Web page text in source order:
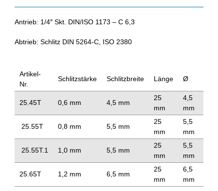
Antrieb: 1/4″ Skt. DIN/ISO 1173 – C 6,3
Abtrieb: Schlitz DIN 5264-C, ISO 2380
Artikel-
Nr.
Schlitzstärke Schlitzbreite Länge Ø
25.45T 0,6 mm 4,5 mm
25
mm
4,5
mm
25.55T 0,8 mm 5,5 mm
25
mm
5,5
mm
25.55T.1 1,0 mm 5,5 mm
25
mm
5,5
mm
25.65T 1,2 mm 6,5 mm
25
mm
6,5
mm